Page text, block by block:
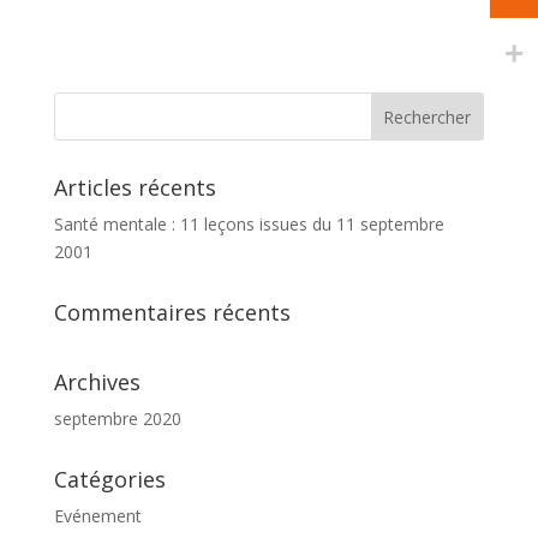
Articles récents
Santé mentale : 11 leçons issues du 11 septembre
2001
Commentaires récents
Archives
septembre 2020
Catégories
Evénement